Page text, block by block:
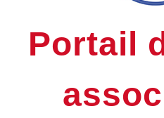
Portail